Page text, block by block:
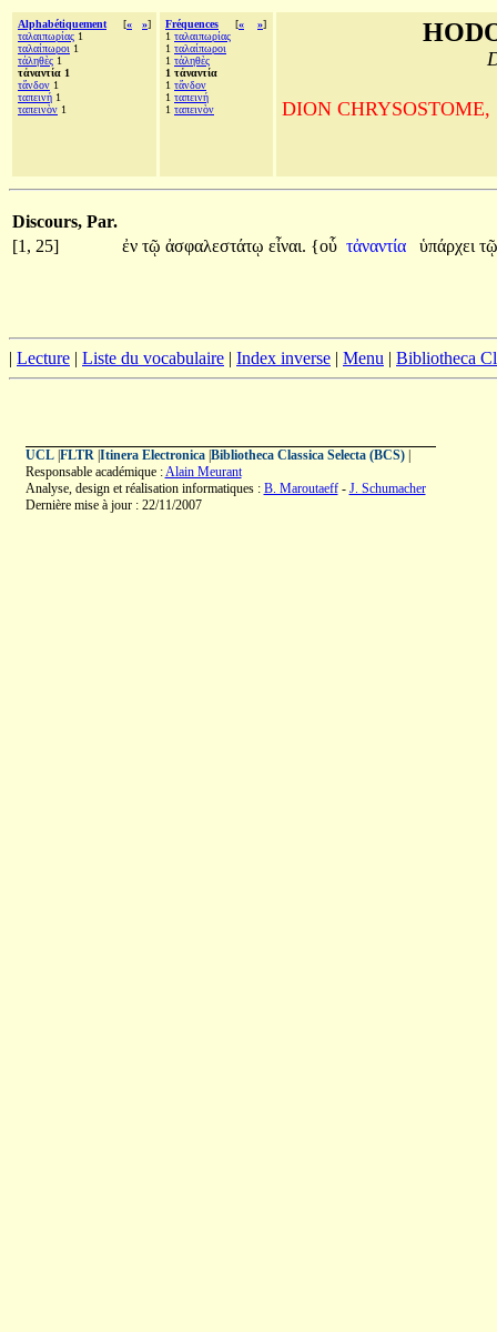
Alphabétiquement [« »]
ταλαιπωρίας 1
ταλαίπωροι 1
τἀληθὲς 1
τἀναντία 1
τἄνδον 1
ταπεινή 1
ταπεινὸν 1
Fréquences [« »]
1 ταλαιπωρίας
1 ταλαίπωροι
1 τἀληθὲς
1 τἀναντία
1 τἄνδον
1 ταπεινή
1 ταπεινὸν DION CHRYSOSTOME,
Discours, Par.
[1, 25]
ἐν τῷ ἀσφαλεστάτῳ εἶναι. {οὗ τἀναντία ὑπάρχει
| Lecture | Liste du vocabulaire | Index inverse | Menu | Bibliotheca
UCL| FLTR| Itinera Electronica| Bibliotheca Classica Selecta (BCS)|
Responsable académique :Alain Meurant
Analyse, design et réalisation informatiques : B. Maroutaeff- J. Schumacher
Dernière mise à jour : 22/11/2007